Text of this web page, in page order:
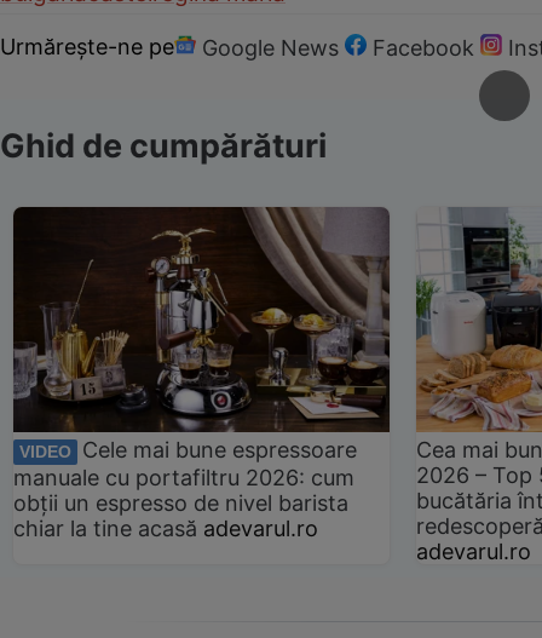
Urmărește-ne pe Google News Facebook
Ghid de cumpărături
VIDEO
Cele mai bune espressoare
manuale cu portafiltru 2026: cum
obții un espresso de nivel barista
chiar la tine acasă adevarul.ro
Cea mai
2026 –
bucătăria
adevarul.ro